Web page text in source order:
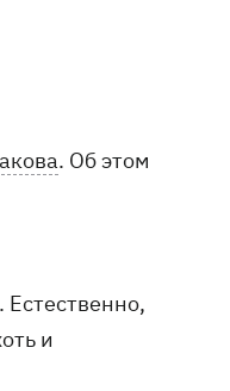
. Об этом
и